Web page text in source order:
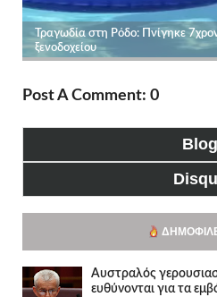
Post A Comment: 0
Blog
Αυστραλός
ευθύνονται για τα